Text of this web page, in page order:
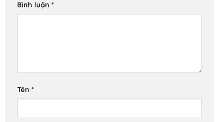
Bình luận *
Tên *